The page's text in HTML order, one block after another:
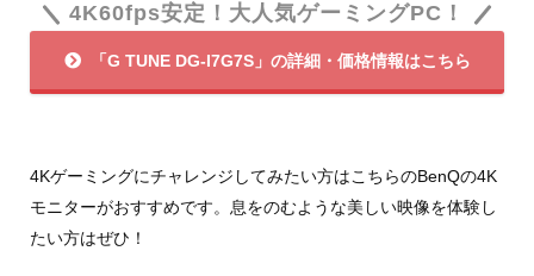
4K60fps安定！大人気ゲーミングPC！
「G TUNE DG-I7G7S」の詳細・価格情報はこちら
4Kゲーミングにチャレンジしてみたい方はこちらのBenQの4K
モニターがおすすめです。息をのむような美しい映像を体験し
たい方はぜひ！